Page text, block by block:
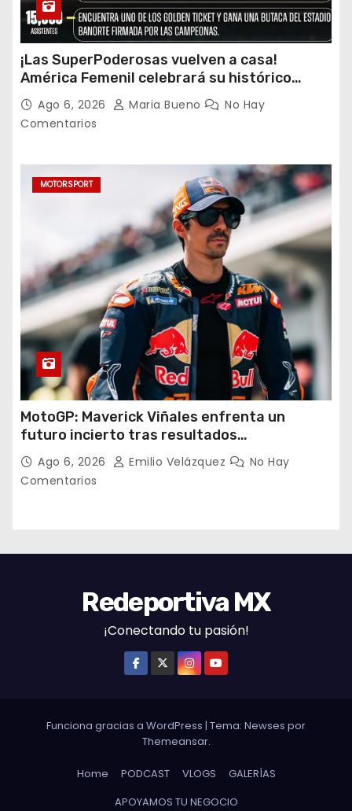
¡Las SuperPoderosas vuelven a casa!
América Femenil celebrará su histórico
triplete con una auténtica fiesta ante Cruz
Azul
Ago 6, 2026 Maria Bueno
No Hay
Comentarios
MOTORSPORT
MotoGP: Maverick Viñales enfrenta un
futuro incierto tras resultados
decepcionantes
Ago 6, 2026 Emilio Velázquez
No Hay
Comentarios
Redeportiva MX
¡Conectando tu pasión!
Funciona gracias a WordPress | Tema: Newses por
Themeansar.
Home PODCAST VLOGS
GALERÍAS
APOYAMOS TU NEGOCIO